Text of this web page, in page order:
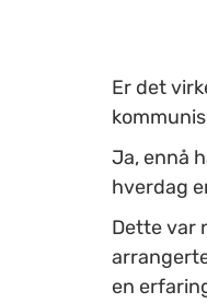
Er det
Ja, ennå
hverdag
Dette var
en